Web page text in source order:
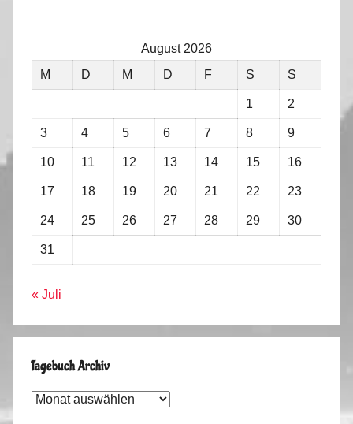
August 2026
M
D M D F S S
1 2
3 4 5 6 7 8 9
10 11 12 13 14 15 16
17 18 19 20 21 22 23
24 25 26 27 28 29 30
31
« Juli
Tagebuch Archiv
Tagebuch